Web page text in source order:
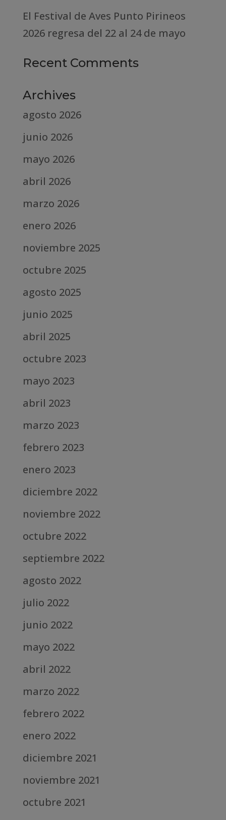
El Festival de Aves Punto Pirineos
2026 regresa del 22 al 24 de mayo
Recent Comments
Archives
agosto 2026
junio 2026
mayo 2026
abril 2026
marzo 2026
enero 2026
noviembre 2025
octubre 2025
agosto 2025
junio 2025
abril 2025
octubre 2023
mayo 2023
abril 2023
marzo 2023
febrero 2023
enero 2023
diciembre 2022
noviembre 2022
octubre 2022
septiembre 2022
agosto 2022
julio 2022
junio 2022
mayo 2022
abril 2022
marzo 2022
febrero 2022
enero 2022
diciembre 2021
noviembre 2021
octubre 2021